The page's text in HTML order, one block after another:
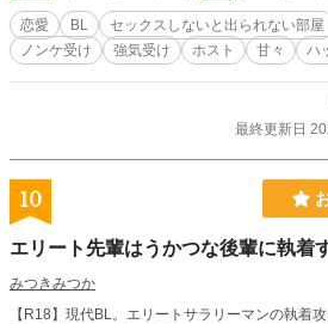
恋愛 BL セックスしないと出られない部屋
ノンケ受け
強気受け ホスト 甘々 ハ
最終更新日
10
エリート先輩はうかつな後輩に執着
みつきみつか
【R18】現代BL。エリートサラリーマンの執着